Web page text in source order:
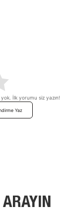
İlk yorumu siz yazın!
Yaz